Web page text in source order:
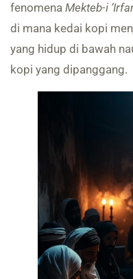
fenomena Mekteb-i
di mana kedai kopi
yang hidup di bawah
kopi yang dipanggang.